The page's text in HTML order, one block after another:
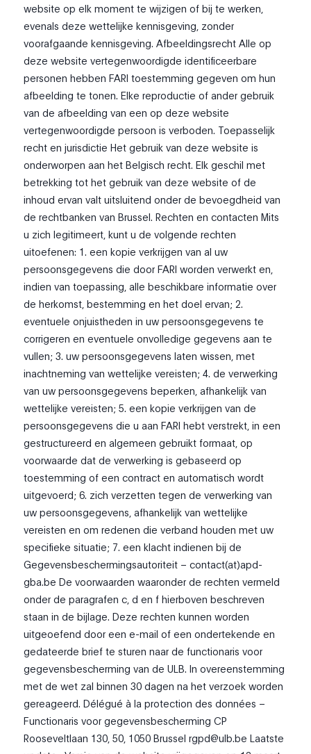
website op elk moment te wijzigen of bij te werken,
evenals deze wettelijke kennisgeving, zonder
voorafgaande kennisgeving. Afbeeldingsrecht Alle op
deze website vertegenwoordigde identificeerbare
personen hebben FARI toestemming gegeven om hun
afbeelding te tonen. Elke reproductie of ander gebruik
van de afbeelding van een op deze website
vertegenwoordigde persoon is verboden. Toepasselijk
recht en jurisdictie Het gebruik van deze website is
onderworpen aan het Belgisch recht. Elk geschil met
betrekking tot het gebruik van deze website of de
inhoud ervan valt uitsluitend onder de bevoegdheid van
de rechtbanken van Brussel. Rechten en contacten Mits
u zich legitimeert, kunt u de volgende rechten
uitoefenen: 1. een kopie verkrijgen van al uw
persoonsgegevens die door FARI worden verwerkt en,
indien van toepassing, alle beschikbare informatie over
de herkomst, bestemming en het doel ervan; 2.
eventuele onjuistheden in uw persoonsgegevens te
corrigeren en eventuele onvolledige gegevens aan te
vullen; 3. uw persoonsgegevens laten wissen, met
inachtneming van wettelijke vereisten; 4. de verwerking
van uw persoonsgegevens beperken, afhankelijk van
wettelijke vereisten; 5. een kopie verkrijgen van de
persoonsgegevens die u aan FARI hebt verstrekt, in een
gestructureerd en algemeen gebruikt formaat, op
voorwaarde dat de verwerking is gebaseerd op
toestemming of een contract en automatisch wordt
uitgevoerd; 6. zich verzetten tegen de verwerking van
uw persoonsgegevens, afhankelijk van wettelijke
vereisten en om redenen die verband houden met uw
specifieke situatie; 7. een klacht indienen bij de
Gegevensbeschermingsautoriteit – contact(at)apd-
gba.be De voorwaarden waaronder de rechten vermeld
onder de paragrafen c, d en f hierboven beschreven
staan in de bijlage. Deze rechten kunnen worden
uitgeoefend door een e-mail of een ondertekende en
gedateerde brief te sturen naar de functionaris voor
gegevensbescherming van de ULB. In overeenstemming
met de wet zal binnen 30 dagen na het verzoek worden
gereageerd. Délégué à la protection des données –
Functionaris voor gegevensbescherming CP
Rooseveltlaan 130, 50, 1050 Brussel rgpd@ulb.be Laatste